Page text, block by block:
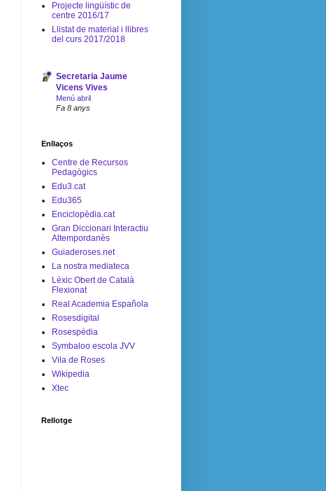
Projecte lingüístic de
centre 2016/17
Llistat de material i llibres
del curs 2017/2018
Secretaria Jaume
Vicens Vives
Menú abril
Fa 8 anys
Enllaços
Centre de Recursos
Pedagògics
Edu3.cat
Edu365
Enciclopèdia.cat
Gran Diccionari Interactiu
Altempordanès
Guiaderoses.net
La nostra mediateca
Lèxic Obert de Català
Flexionat
Real Academia Española
Rosesdigital
Rosespèdia
Symbaloo escola JVV
Vila de Roses
Wikipedia
Xtec
Rellotge